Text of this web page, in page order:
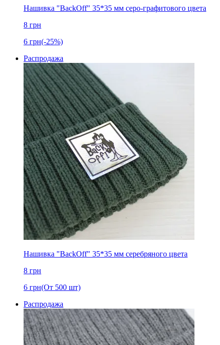
Нашивка "BackOff" 35*35 мм серо-графитового цвета
8 грн
6 грн(-25%)
Распродажа
Нашивка "BackOff" 35*35 мм серебряного цвета
8 грн
6 грн(От 500 шт)
Распродажа